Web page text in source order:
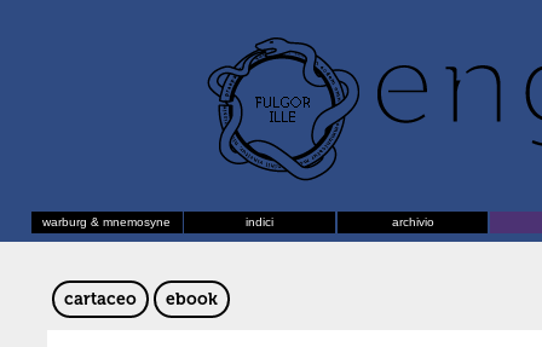
warburg & mnemosyne indici archivio
cartaceo ebook